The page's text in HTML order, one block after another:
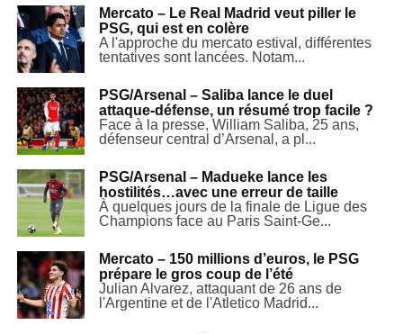
Mercato – Le Real Madrid veut piller le
PSG, qui est en colère
A l'approche du mercato estival, différentes
tentatives sont lancées. Notam...
PSG/Arsenal – Saliba lance le duel
attaque-défense, un résumé trop facile ?
Face à la presse, William Saliba, 25 ans,
défenseur central d’Arsenal, a pl...
PSG/Arsenal – Madueke lance les
hostilités…avec une erreur de taille
À quelques jours de la finale de Ligue des
Champions face au Paris Saint-Ge...
Mercato – 150 millions d’euros, le PSG
prépare le gros coup de l’été
Julian Alvarez, attaquant de 26 ans de
l'Argentine et de l'Atletico Madrid...